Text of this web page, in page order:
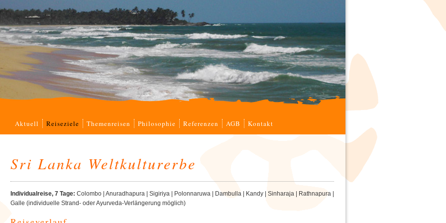
Navigation
Aktuell Reiseziele Themenreisen Philosophie Referenzen AGB Kontakt
Sri Lanka Weltkulturerbe
Individualreise, 7 Tage: Colombo | Anuradhapura | Sigiriya | Polonnaruwa | Dambulla | Kandy | Sinharaja | Rathnapura |
Galle (individuelle Strand- oder Ayurveda-Verlängerung möglich)